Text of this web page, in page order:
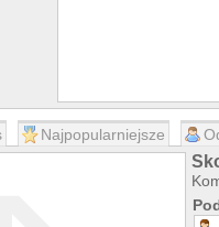
Najpopularniejsze